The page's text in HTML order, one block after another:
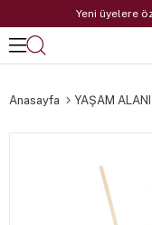
Yeni üyelere
Anasayfa YAŞAM